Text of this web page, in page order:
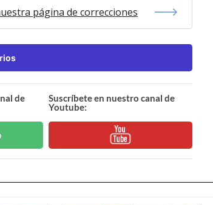
página de correcciones
de
Suscríbete en nuestro canal de
Youtube: